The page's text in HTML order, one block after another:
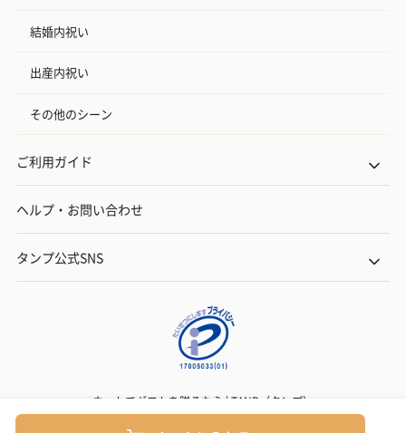
結婚内祝い
出産内祝い
その他のシーン
ご利用ガイド
ヘルプ・お問い合わせ
タンプ公式SNS
ネットでギフトを贈るなら | TANP（タンプ）